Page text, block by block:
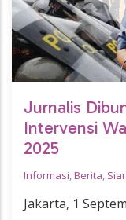
Jurnalis
Intervensi
2025
Informasi,Berita,
Jakarta, 1